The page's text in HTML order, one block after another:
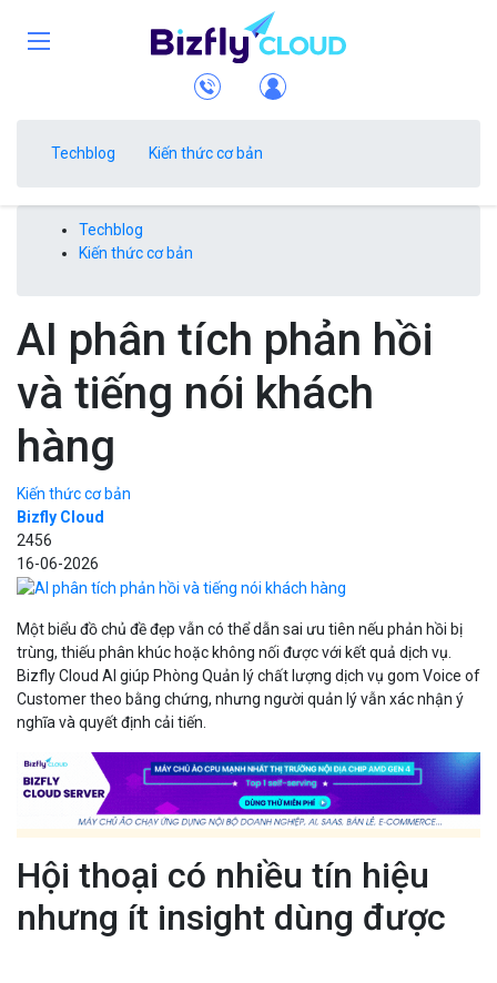
Techblog Kiến thức cơ bản
Techblog
Kiến thức cơ bản
AI phân tích phản hồi
và tiếng nói khách
hàng
Kiến thức cơ bản
Bizfly Cloud
2456
16-06-2026
Một biểu đồ chủ đề đẹp vẫn có thể dẫn sai ưu tiên nếu phản hồi bị
trùng, thiếu phân khúc hoặc không nối được với kết quả dịch vụ.
Bizfly Cloud AI giúp Phòng Quản lý chất lượng dịch vụ gom Voice of
Customer theo bằng chứng, nhưng người quản lý vẫn xác nhận ý
nghĩa và quyết định cải tiến.
Hội thoại có nhiều tín hiệu
nhưng ít insight dùng được